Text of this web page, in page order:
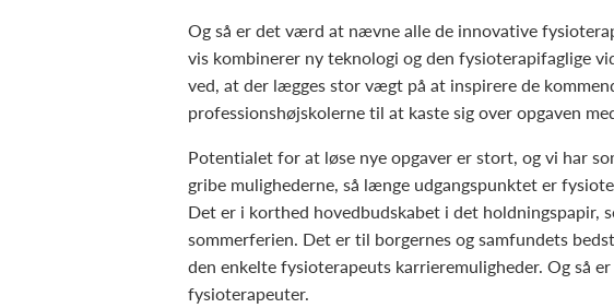
Og så er det værd at nævne alle de innovative
vis kombinerer ny teknologi og den fysioterapifaglige
ved, at der lægges stor vægt på at inspirere de
professionshøjskolerne til at kaste sig over opgaven
Potentialet for at løse nye opgaver er stort, og vi har
gribe mulighederne, så længe udgangspunktet er
Det er i korthed hovedbudskabet i det holdningspapir,
sommerferien. Det er til borgernes og samfundets
den enkelte fysioterapeuts karrieremuligheder. Og så
fysioterapeuter.